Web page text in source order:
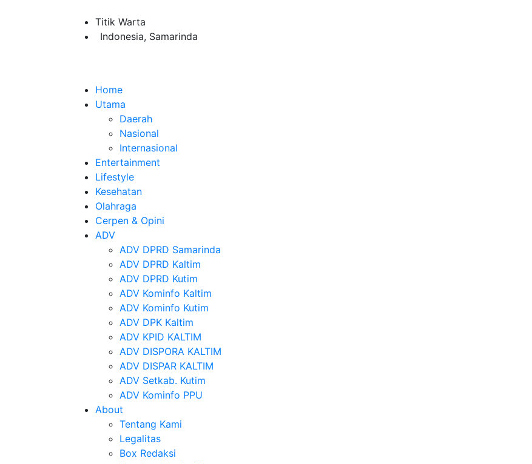
Titik Warta
Indonesia, Samarinda
Home
Utama
Daerah
Nasional
Internasional
Entertainment
Lifestyle
Kesehatan
Olahraga
Cerpen & Opini
ADV
ADV DPRD Samarinda
ADV DPRD Kaltim
ADV DPRD Kutim
ADV Kominfo Kaltim
ADV Kominfo Kutim
ADV DPK Kaltim
ADV KPID KALTIM
ADV DISPORA KALTIM
ADV DISPAR KALTIM
ADV Setkab. Kutim
ADV Kominfo PPU
About
Tentang Kami
Legalitas
Box Redaksi